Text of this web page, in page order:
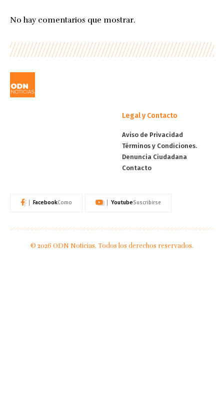
No hay comentarios que mostrar.
Legal y Contacto
Aviso de Privacidad
Términos y Condiciones.
Denuncia Ciudadana
Contacto
FacebookComo YoutubeSuscribirse
© 2026 ODN Noticias. Todos los derechos reservados.